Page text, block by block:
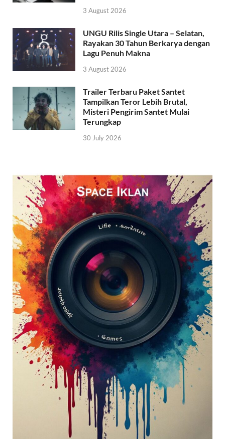
3 August 2026
UNGU Rilis Single Utara – Selatan,
Rayakan 30 Tahun Berkarya dengan
Lagu Penuh Makna
3 August 2026
Trailer Terbaru Paket Santet
Tampilkan Teror Lebih Brutal,
Misteri Pengirim Santet Mulai
Terungkap
30 July 2026